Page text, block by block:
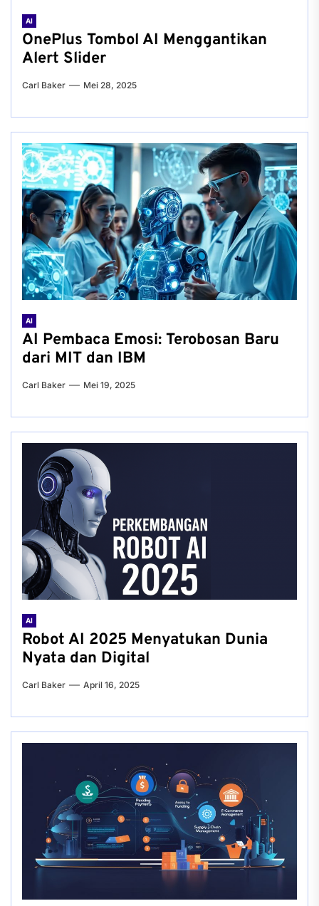
AI
OnePlus Tombol AI Menggantikan
Alert Slider
Carl Baker Mei 28, 2025
AI
AI Pembaca Emosi: Terobosan Baru
dari MIT dan IBM
Carl Baker Mei 19, 2025
AI
Robot AI 2025 Menyatukan Dunia
Nyata dan Digital
Carl Baker April 16, 2025